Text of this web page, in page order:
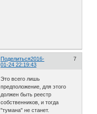
Поделиться 7
2016-
01-24 22:19:43
Это всего лишь
предположение, для этого
должен быть реестр
собственников, и тогда
"тумана" не станет.